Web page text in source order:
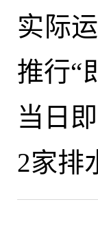
实际
推行“
当日
2家排